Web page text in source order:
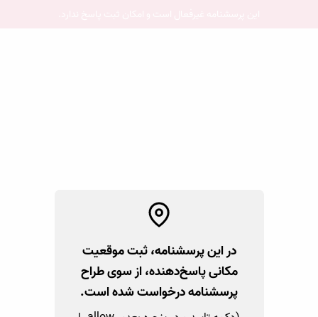
در این پرسشنامه، ثبت موقعیت
مکانی پاسخ‌دهنده، از سوی طراح
پرسشنامه درخواست شده است.